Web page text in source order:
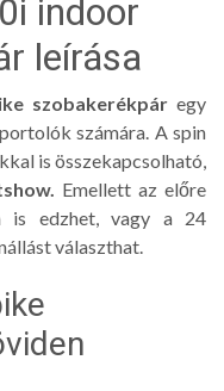
indoor
leírása
szobakerékpár egy
számára. A spin
is összekapcsolható,
Emellett az előre
is edzhet, vagy a 24
választhat.